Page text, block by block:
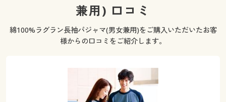
ジュニア・ティーンズ下着
メンズファッション
寝具・インテリア・家具
寝具・インテリア・家具通販すべて
美容・健康・サプリメント
ジュニア・ティーンズ下着
キッチン・雑貨・日用品
寝具・インテリア・家具通販すべて
家具・収納
カーテン・ラグ・ファブリック
美容・健康通販すべて
制服・スクール
大きいサイズ通販すべて
兼用) 口コミ
綿100%ラグラン長袖パジャマ(男女兼用)をご購入いただいたお客
様からの口コミをご紹介します。